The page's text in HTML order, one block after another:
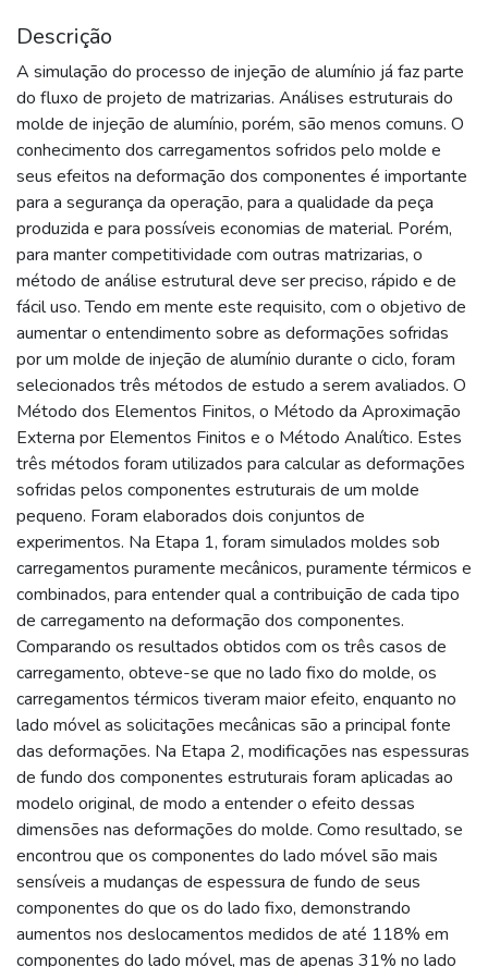
Descrição
A simulação do processo de injeção de alumínio já faz parte
do fluxo de projeto de matrizarias. Análises estruturais do
molde de injeção de alumínio, porém, são menos comuns. O
conhecimento dos carregamentos sofridos pelo molde e
seus efeitos na deformação dos componentes é importante
para a segurança da operação, para a qualidade da peça
produzida e para possíveis economias de material. Porém,
para manter competitividade com outras matrizarias, o
método de análise estrutural deve ser preciso, rápido e de
fácil uso. Tendo em mente este requisito, com o objetivo de
aumentar o entendimento sobre as deformações sofridas
por um molde de injeção de alumínio durante o ciclo, foram
selecionados três métodos de estudo a serem avaliados. O
Método dos Elementos Finitos, o Método da Aproximação
Externa por Elementos Finitos e o Método Analítico. Estes
três métodos foram utilizados para calcular as deformações
sofridas pelos componentes estruturais de um molde
pequeno. Foram elaborados dois conjuntos de
experimentos. Na Etapa 1, foram simulados moldes sob
carregamentos puramente mecânicos, puramente térmicos e
combinados, para entender qual a contribuição de cada tipo
de carregamento na deformação dos componentes.
Comparando os resultados obtidos com os três casos de
carregamento, obteve-se que no lado fixo do molde, os
carregamentos térmicos tiveram maior efeito, enquanto no
lado móvel as solicitações mecânicas são a principal fonte
das deformações. Na Etapa 2, modificações nas espessuras
de fundo dos componentes estruturais foram aplicadas ao
modelo original, de modo a entender o efeito dessas
dimensões nas deformações do molde. Como resultado, se
encontrou que os componentes do lado móvel são mais
sensíveis a mudanças de espessura de fundo de seus
componentes do que os do lado fixo, demonstrando
aumentos nos deslocamentos medidos de até 118% em
componentes do lado móvel, mas de apenas 31% no lado